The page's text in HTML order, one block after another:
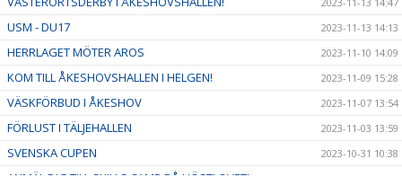
USM - DU17 2023-11-13 14:13
HERRLAGET MÖTER AROS 2023-11-10 14:09
KOM TILL ÅKESHOVSHALLEN I HELGEN! 2023-11-09 15:28
VÄSKFÖRBUD I ÅKESHOV 2023-11-07 13:54
FÖRLUST I TÄLJEHALLEN 2023-11-03 13:59
SVENSKA CUPEN 2023-10-31 10:38
ANMÄL DIG TILL SKILLS CAMP PÅ HÖSTLOVET!